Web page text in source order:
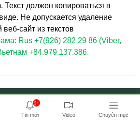
Текст должен копироваться в
Не допускается удаление
сайт из текстов
Rus +7(926) 282 29 86 (Viber,
+84.979.137.386.
VỀ BAONGA.COM TM
5+
Tin mới Video Chuyên mục